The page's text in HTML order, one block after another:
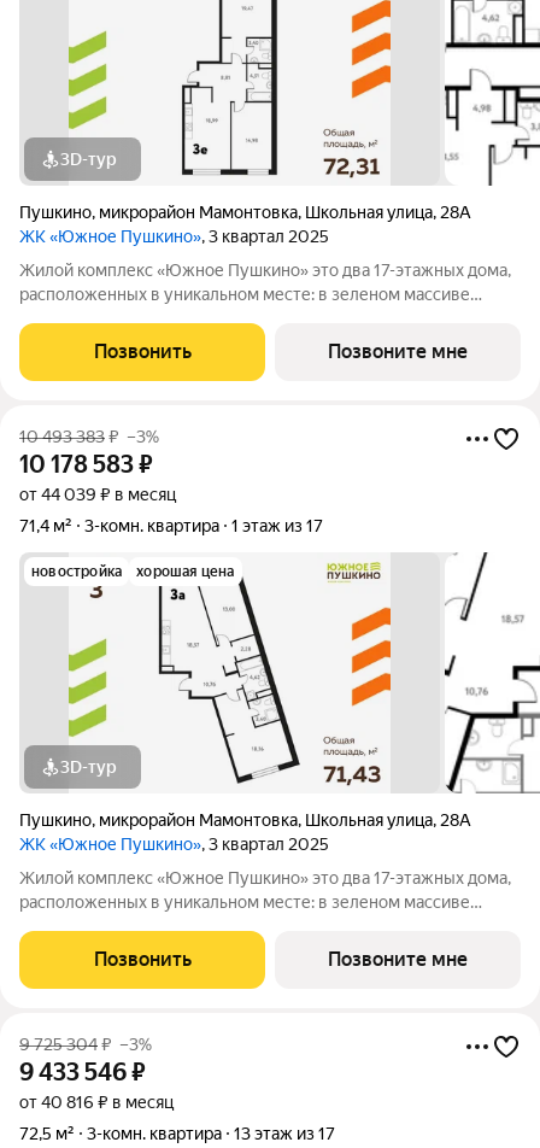
3D-тур
Пушкино, микрорайон Мамонтовка, Школьная улица, 28А
ЖК «Южное Пушкино», 3 квартал 2025
Жилой комплекс «Южное Пушкино» это два 17-этажных дома,
расположенных в уникальном месте: в зеленом массиве
Главная особенность сочетание уединённости и развитой
инфраструктуры. «Южное Пушкино»
Позвонить Позвоните мне
10 493 383₽ –3%
10 178 583₽
от 44 039 ₽ в месяц
71,4 м²
3-комн. квартира 1 этаж из 17
новостройка хорошая цена
3D-тур
Пушкино, микрорайон Мамонтовка, Школьная улица, 28А
ЖК «Южное Пушкино», 3 квартал 2025
Жилой комплекс «Южное Пушкино» это два 17-этажных дома,
расположенных в уникальном месте: в зеленом массиве
Главная особенность сочетание уединённости и развитой
инфраструктуры. «Южное Пушкино»
Позвонить Позвоните мне
9 725 304₽ –3%
9 433 546₽
от 40 816 ₽ в месяц
72,5 м²
3-комн. квартира 13 этаж из 17